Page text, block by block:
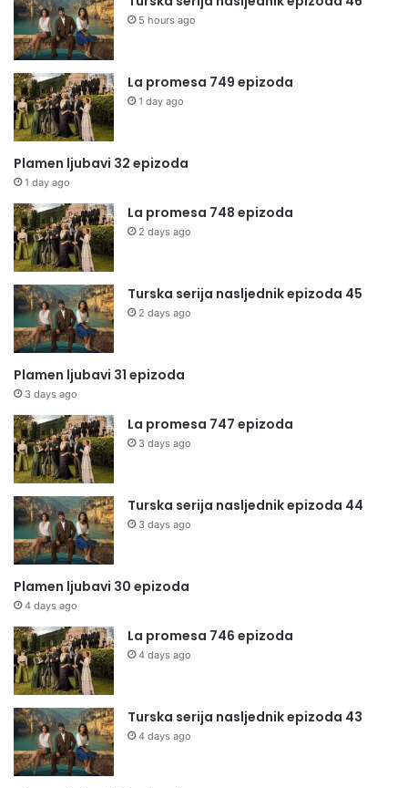
5 hours ago
La promesa 749 epizoda
1 day ago
Plamen ljubavi 32 epizoda
1 day ago
La promesa 748 epizoda
2 days ago
Turska serija nasljednik epizoda 45
2 days ago
Plamen ljubavi 31 epizoda
3 days ago
La promesa 747 epizoda
3 days ago
Turska serija nasljednik epizoda 44
3 days ago
Plamen ljubavi 30 epizoda
4 days ago
La promesa 746 epizoda
4 days ago
Turska serija nasljednik epizoda 43
4 days ago